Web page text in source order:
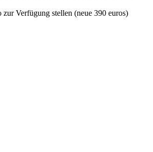
Verfügung stellen (neue 390 euros)